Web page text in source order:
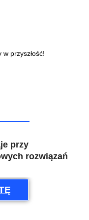
przyszłość!
przy
rozwiązań